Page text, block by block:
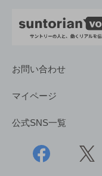
お問い合わせ
マイページ
公式SNS一覧